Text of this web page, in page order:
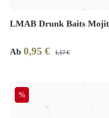
LMAB Drunk Baits
Verkaufspreis:
Ab 0,95 € Regulärer Preis:
1,17 €
Rabatt
%